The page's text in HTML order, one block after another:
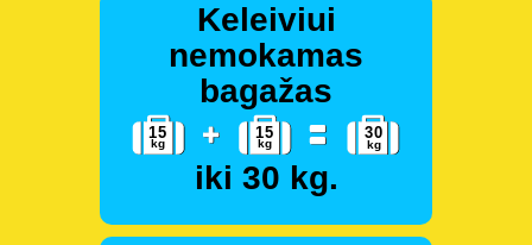
Keleiviui
nemokamas
bagažas
iki 30 kg.